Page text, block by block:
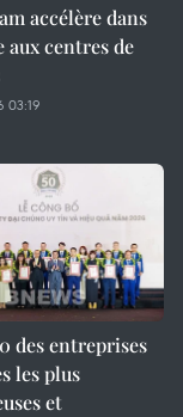
accélère dans
aux centres de
03:19
des entreprises
les plus
et